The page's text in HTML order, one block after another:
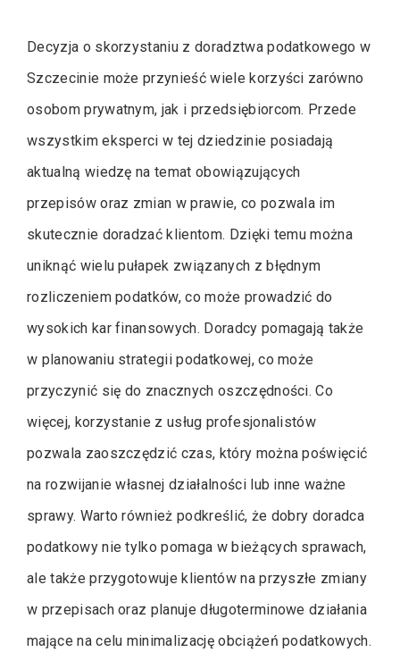
Decyzja o skorzystaniu z doradztwa podatkowego w
Szczecinie może przynieść wiele korzyści zarówno
osobom prywatnym, jak i przedsiębiorcom. Przede
wszystkim eksperci w tej dziedzinie posiadają
aktualną wiedzę na temat obowiązujących
przepisów oraz zmian w prawie, co pozwala im
skutecznie doradzać klientom. Dzięki temu można
uniknąć wielu pułapek związanych z błędnym
rozliczeniem podatków, co może prowadzić do
wysokich kar finansowych. Doradcy pomagają także
w planowaniu strategii podatkowej, co może
przyczynić się do znacznych oszczędności. Co
więcej, korzystanie z usług profesjonalistów
pozwala zaoszczędzić czas, który można poświęcić
na rozwijanie własnej działalności lub inne ważne
sprawy. Warto również podkreślić, że dobry doradca
podatkowy nie tylko pomaga w bieżących sprawach,
ale także przygotowuje klientów na przyszłe zmiany
w przepisach oraz planuje długoterminowe działania
mające na celu minimalizację obciążeń podatkowych.